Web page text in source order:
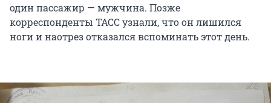
один пассажир — мужчина. Позже
корреспонденты ТАСС узнали, что он лишился
ноги и наотрез отказался вспоминать этот день.